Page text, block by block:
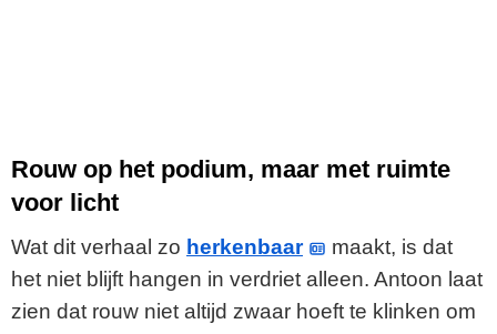
Rouw op het podium, maar met ruimte
voor licht
Wat dit verhaal zo herkenbaar
maakt, is dat
het niet blijft hangen in verdriet alleen. Antoon laat
zien dat rouw niet altijd zwaar hoeft te klinken om